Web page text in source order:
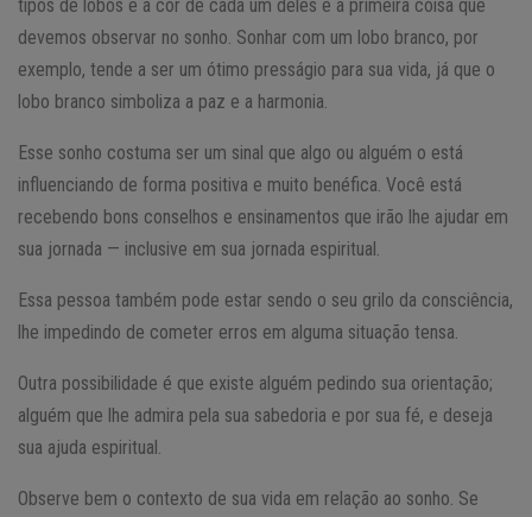
tipos de lobos e a cor de cada um deles é a primeira coisa que
devemos observar no sonho. Sonhar com um lobo branco, por
exemplo, tende a ser um ótimo presságio para sua vida, já que o
lobo branco simboliza a paz e a harmonia.
Esse sonho costuma ser um sinal que algo ou alguém o está
influenciando de forma positiva e muito benéfica. Você está
recebendo bons conselhos e ensinamentos que irão lhe ajudar em
sua jornada — inclusive em sua jornada espiritual.
Essa pessoa também pode estar sendo o seu grilo da consciência,
lhe impedindo de cometer erros em alguma situação tensa.
Outra possibilidade é que existe alguém pedindo sua orientação;
alguém que lhe admira pela sua sabedoria e por sua fé, e deseja
sua ajuda espiritual.
Observe bem o contexto de sua vida em relação ao sonho. Se